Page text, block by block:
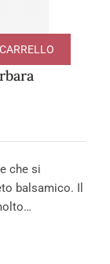
che si
balsamico. Il